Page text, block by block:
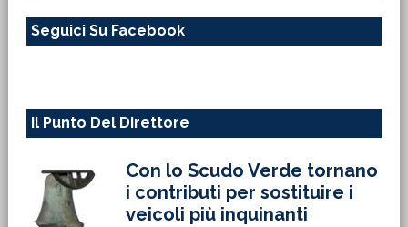
sito
Seguici Su Facebook
Il Punto Del Direttore
Con lo Scudo Verde tornano
i contributi per sostituire i
veicoli più inquinanti